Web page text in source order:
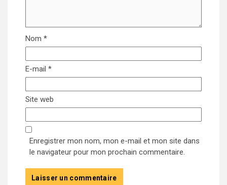
Nom *
E-mail *
Site web
Enregistrer mon nom, mon e-mail et mon site dans
le navigateur pour mon prochain commentaire.